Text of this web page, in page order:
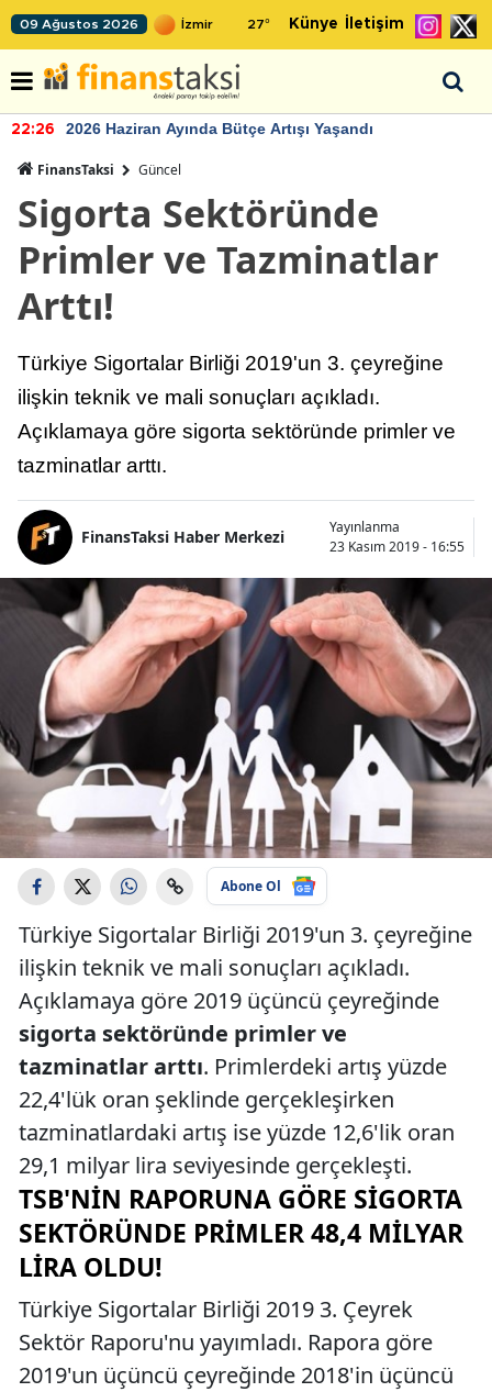
09 Ağustos 2026 27° Künye İletişim
22:26 2026 Haziran Ayında Bütçe Artışı Yaşandı
FinansTaksi Güncel
Sigorta Sektöründe
Primler ve Tazminatlar
Arttı!
Türkiye Sigortalar Birliği 2019'un 3. çeyreğine
ilişkin teknik ve mali sonuçları açıkladı.
Açıklamaya göre sigorta sektöründe primler ve
tazminatlar arttı.
FinansTaksi Haber Merkezi
Yayınlanma
23 Kasım 2019 - 16:55
Abone Ol
Türkiye Sigortalar Birliği 2019'un 3. çeyreğine
ilişkin teknik ve mali sonuçları açıkladı.
Açıklamaya göre 2019 üçüncü çeyreğinde
sigorta sektöründe primler ve
tazminatlar arttı. Primlerdeki artış yüzde
22,4'lük oran şeklinde gerçekleşirken
tazminatlardaki artış ise yüzde 12,6'lik oran
29,1 milyar lira seviyesinde gerçekleşti.
TSB'NIN RAPORUNA GÖRE SIGORTA
SEKTÖRÜNDE PRIMLER 48,4 MILYAR
LIRA OLDU!
Türkiye Sigortalar Birliği 2019 3. Çeyrek
Sektör Raporu'nu yayımladı. Rapora göre
2019'un üçüncü çeyreğinde 2018'in üçüncü